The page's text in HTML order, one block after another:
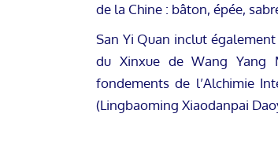
de la Chine : bâton, épée,
San Yi Quan inclut
du Xinxue de Wang Yang
fondements de l’Alchimie
(Lingbaoming Xiaodanpai